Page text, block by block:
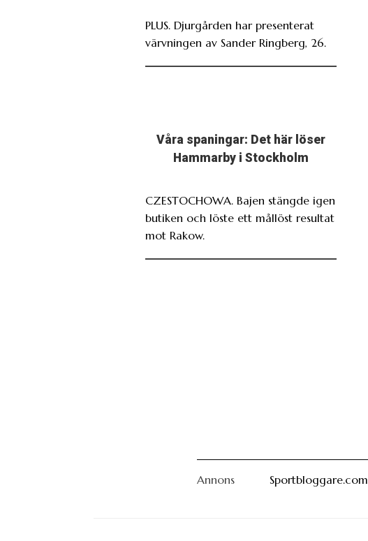
PLUS. Djurgården har presenterat
värvningen av Sander Ringberg, 26.
Våra spaningar: Det här löser
Hammarby i Stockholm
CZESTOCHOWA. Bajen stängde igen
butiken och löste ett mållöst resultat
mot Rakow.
Annons Sportbloggare.com